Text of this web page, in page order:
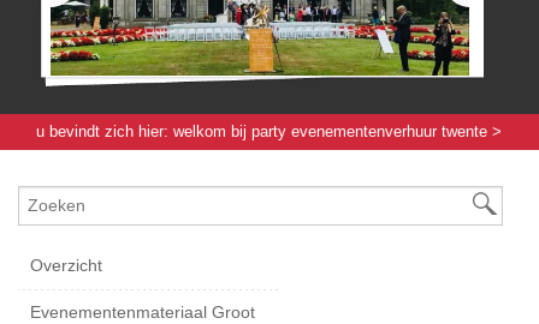
bestellen
contact
u bevindt zich hier: welkom bij party evenementenverhuur twente >
Overzicht
Evenementenmateriaal Groot